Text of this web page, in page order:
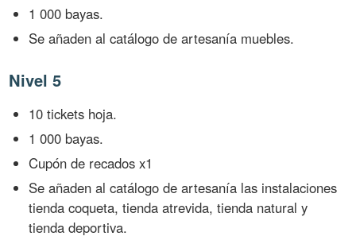
1 000 bayas.
Se añaden al catálogo de artesanía muebles.
Nivel 5
10 tickets hoja.
1 000 bayas.
Cupón de recados x1
Se añaden al catálogo de artesanía las instalaciones
tienda coqueta, tienda atrevida, tienda natural y
tienda deportiva.